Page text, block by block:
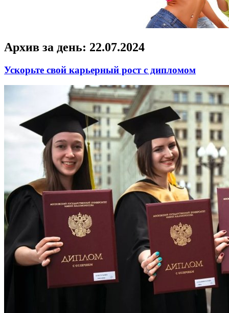
Архив за день: 22.07.2024
Ускорьте свой карьерный рост с дипломом